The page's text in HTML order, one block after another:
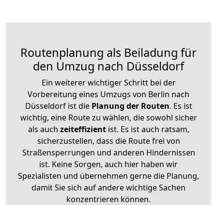
Routenplanung als Beiladung für
den Umzug nach Düsseldorf
Ein weiterer wichtiger Schritt bei der
Vorbereitung eines Umzugs von Berlin nach
Düsseldorf ist diePlanung der Routen. Es ist
wichtig, eine Route zu wählen, die sowohl sicher
als auch zeiteffizientist. Es ist auch ratsam,
sicherzustellen, dass die Route frei von
Straßensperrungen und anderen Hindernissen
ist. Keine Sorgen, auch hier haben wir
Spezialisten und übernehmen gerne die Planung,
damit Sie sich auf andere wichtige Sachen
konzentrieren können.